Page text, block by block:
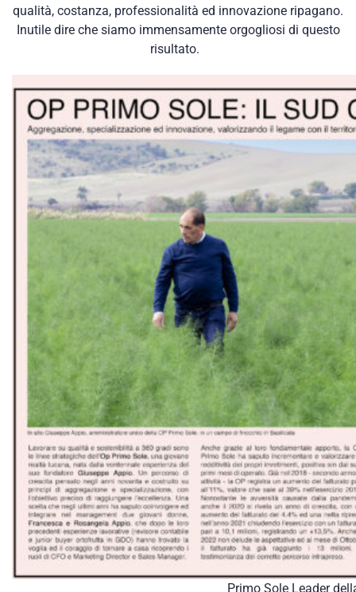
qualità, costanza, professionalità ed innovazione ripagano.
Inutile dire che siamo immensamente orgogliosi di questo
risultato.
Primo Sole Leader